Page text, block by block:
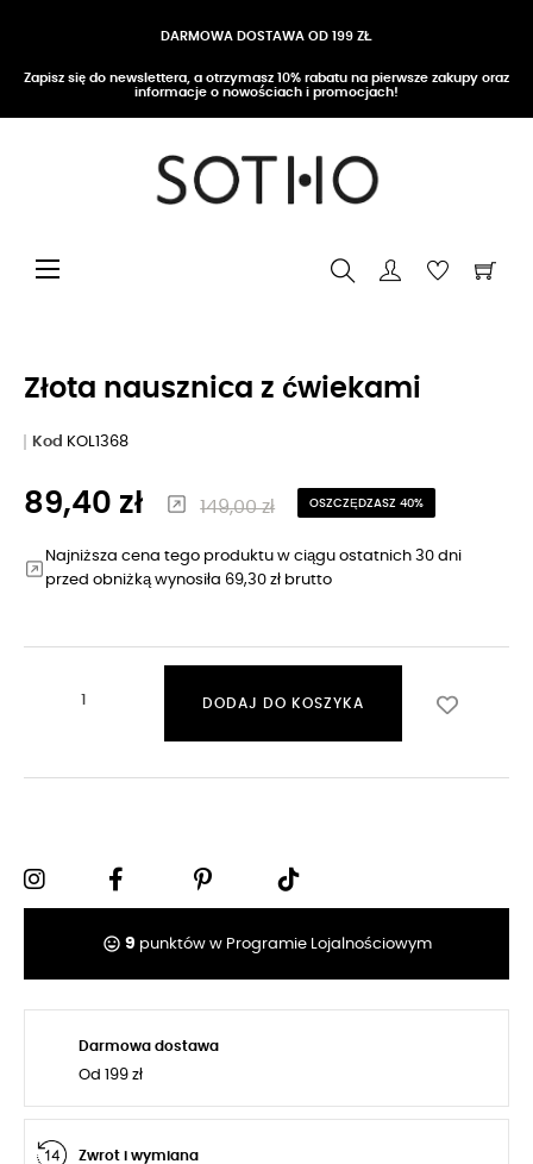
DARMOWA DOSTAWA OD 199 ZŁ
Zapisz się do newslettera, a otrzymasz 10% rabatu na pierwsze zakupy oraz
informacje o nowościach i promocjach!
Przełącz nawigację
☰
Złota nausznica z ćwiekami
Kod KOL1368
89,40 zł 149,00 zł OSZCZĘDZASZ 40%
Najniższa cena tego produktu w ciągu ostatnich 30 dni
przed obniżką wynosiła 69,30 zł brutto
DODAJ DO KOSZYKA
tag_faces 9 punktów w Programie Lojalnościowym
Darmowa dostawa
Od 199 zł
Zwrot i wymiana